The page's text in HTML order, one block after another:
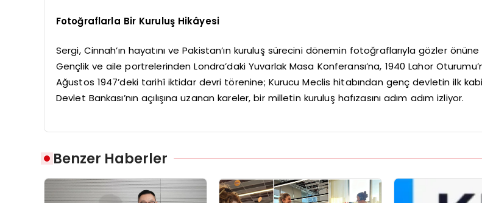
Fotoğraflarla Bir Kuruluş Hikâyesi
Sergi, Cinnah’ın hayatını ve Pakistan’ın kuruluş sürecini dönemin fotoğraflarıyla gözler önüne
Gençlik ve aile portrelerinden Londra’daki Yuvarlak Masa Konferansı’na, 1940 Lahor
Ağustos 1947’deki tarihî iktidar devri törenine; Kurucu Meclis hitabından genç devletin ilk
Devlet Bankası’nın açılışına uzanan kareler, bir milletin kuruluş hafızasını adım adım izliyor.
Benzer Haberler